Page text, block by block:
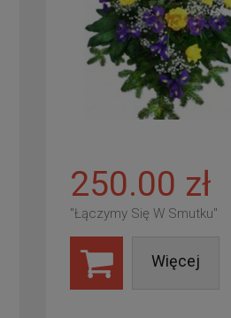
250.00 zł
"Łączymy Się W Smutku"
Więcej